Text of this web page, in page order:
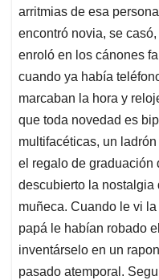
arritmias de esa
encontró novia, se
enroló en los cánones
cuando ya había
marcaban la hora y
que toda novedad es
multifacéticas, un
el regalo de graduación
descubierto la nostalgia
muñeca. Cuando le vi
papá le habían robado
inventárselo en un
pasado atemporal.